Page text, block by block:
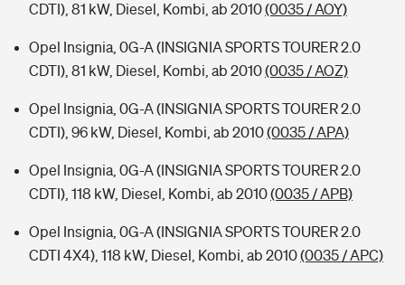
CDTI), 81 kW, Diesel, Kombi, ab 2010(0035 / AOY)
Opel Insignia, 0G-A (INSIGNIA SPORTS TOURER 2.0
CDTI), 81 kW, Diesel, Kombi, ab 2010(0035 / AOZ)
Opel Insignia, 0G-A (INSIGNIA SPORTS TOURER 2.0
CDTI), 96 kW, Diesel, Kombi, ab 2010(0035 / APA)
Opel Insignia, 0G-A (INSIGNIA SPORTS TOURER 2.0
CDTI), 118 kW, Diesel, Kombi, ab 2010(0035 / APB)
Opel Insignia, 0G-A (INSIGNIA SPORTS TOURER 2.0
CDTI 4X4), 118 kW, Diesel, Kombi, ab 2010(0035 / APC)